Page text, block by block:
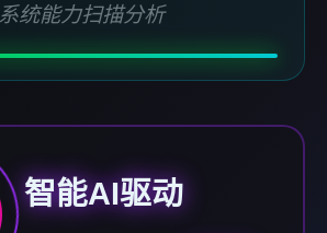
系统能力扫描分析
智能AI驱动